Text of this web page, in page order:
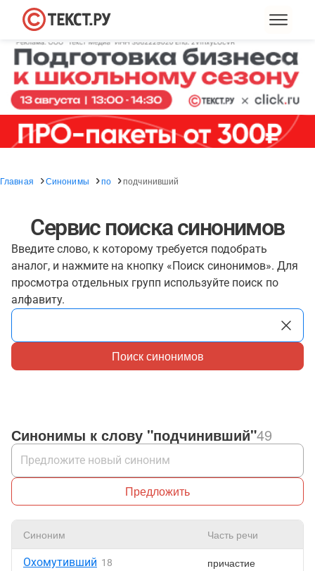
Главная Синонимы по подчинивший
Сервис поиска синонимов
Введите слово, к которому требуется подобрать
аналог, и нажмите на кнопку «Поиск синонимов». Для
просмотра отдельных групп используйте поиск по
алфавиту.
Поиск синонимов
Синонимы к слову "подчинивший"49
Предложить
Синоним Часть речи
Охомутивший 18 причастие